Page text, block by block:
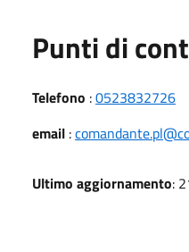
Punti di
Telefono :0523832726
email :
Ultimo aggiornamento: